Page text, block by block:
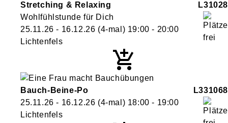
Stretching & Relaxing
L31028
Wohlfühlstunde für Dich
25.11.26 - 16.12.26 (4-mal) 19:00 - 20:00
Lichtenfels
Bauch-Beine-Po
L331068
25.11.26 - 16.12.26 (4-mal) 18:00 - 19:00
Lichtenfels